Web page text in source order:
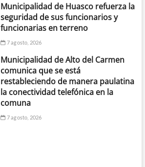
Municipalidad de Huasco refuerza la
seguridad de sus funcionarios y
funcionarias en terreno
7 agosto, 2026
Municipalidad de Alto del Carmen
comunica que se está
restableciendo de manera paulatina
la conectividad telefónica en la
comuna
7 agosto, 2026